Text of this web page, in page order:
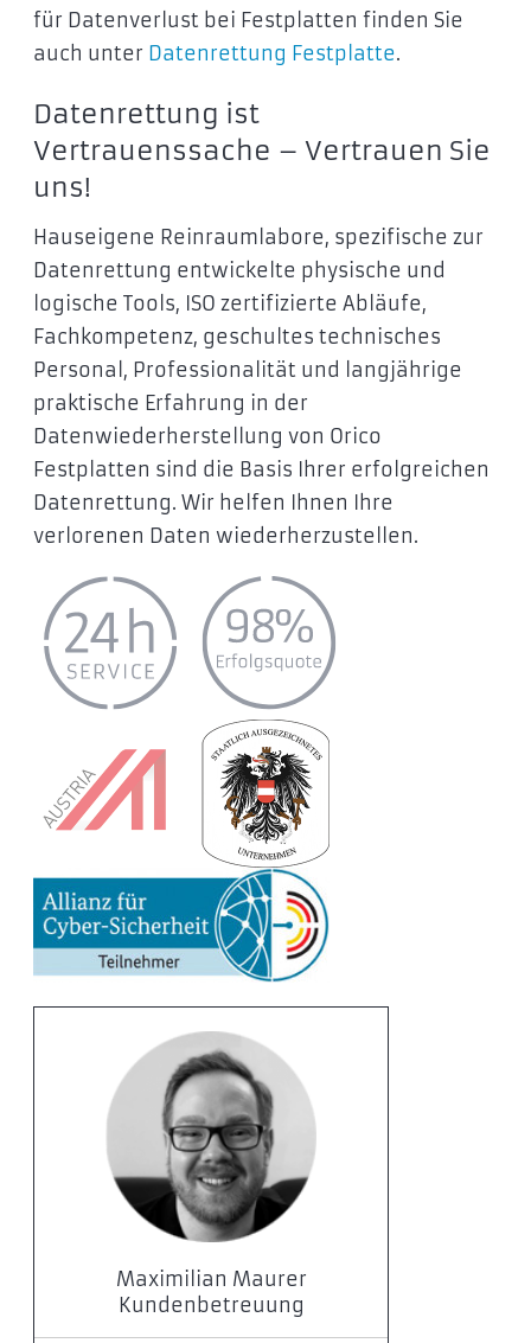
für Datenverlust bei Festplatten finden Sie
auch unter Datenrettung Festplatte.
Datenrettung ist
Vertrauenssache – Vertrauen Sie
uns!
Hauseigene Reinraumlabore, spezifische zur
Datenrettung entwickelte physische und
logische Tools, ISO zertifizierte Abläufe,
Fachkompetenz, geschultes technisches
Personal, Professionalität und langjährige
praktische Erfahrung in der
Datenwiederherstellung von Orico
Festplatten sind die Basis Ihrer erfolgreichen
Datenrettung. Wir helfen Ihnen Ihre
verlorenen Daten wiederherzustellen.
Maximilian Maurer
Kundenbetreuung